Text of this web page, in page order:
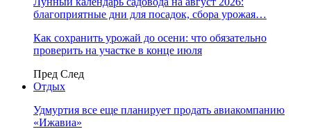
благоприятные дни для посадок, сбора урожая…
Как сохранить урожай до осени: что обязательно
проверить на участке в конце июля
Пред След
Отдых
Удмуртия все еще планирует продать авиакомпанию
«Ижавиа»